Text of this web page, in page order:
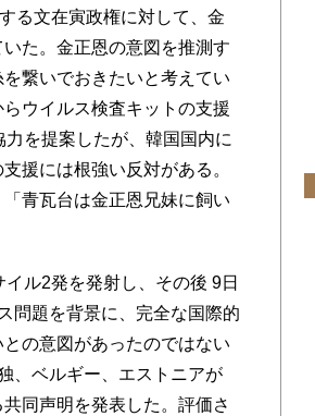
る文在寅政権に対して、金
た。金正恩の意図を推測す
繋いでおきたいと考えてい
ウイルス検査キットの支援
を提案したが、韓国国内に
援には根強い反対がある。
青瓦台は金正恩兄妹に飼い
ル2発を発射し、その後 9日
問題を背景に、完全な国際的
の意図があったのではない
、ベルギー、エストニアが
同声明を発表した。評価さ